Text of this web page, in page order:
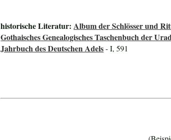
historische Literatur:Album der Schlösser und
Gothaisches Genealogisches Taschenbuch der
Jahrbuch des Deutschen Adels- I, 591